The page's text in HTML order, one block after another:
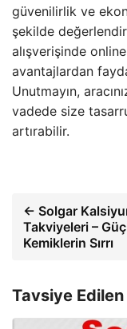
güvenilirlik ve
şekilde
alışverişinde
avantajlardan
Unutmayın,
vadede size
artırabilir.
← Solgar
Takviyeleri –
Kemiklerin Sırrı
Tavsiye